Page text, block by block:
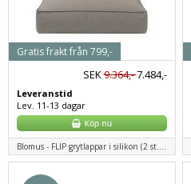
SEK9.364,-7.484,-
Leveranstid
Lev. 11-13 dagar
Gratis frakt från 799,-